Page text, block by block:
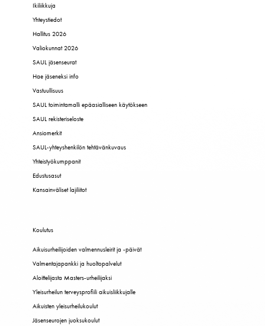
Ikiliikkuja
Yhteystiedot
Hallitus 2026
Valiokunnat 2026
SAUL jäsenseurat
Hae jäseneksi info
Vastuullisuus
SAUL toimintamalli epäasialliseen käytökseen
SAUL rekisteriseloste
Ansiomerkit
SAUL-yhteyshenkilön tehtävänkuvaus
Yhteistyökumppanit
Edustusasut
Kansainväliset lajiliitot
Koulutus
Aikuisurheilijoiden valmennusleirit ja -päivät
Valmentajapankki ja huoltopalvelut
Aloittelijasta Masters-urheilijaksi
Yleisurheilun terveysprofiili aikuisliikkujalle
Aikuisten yleisurheilukoulut
Jäsenseurojen juoksukoulut